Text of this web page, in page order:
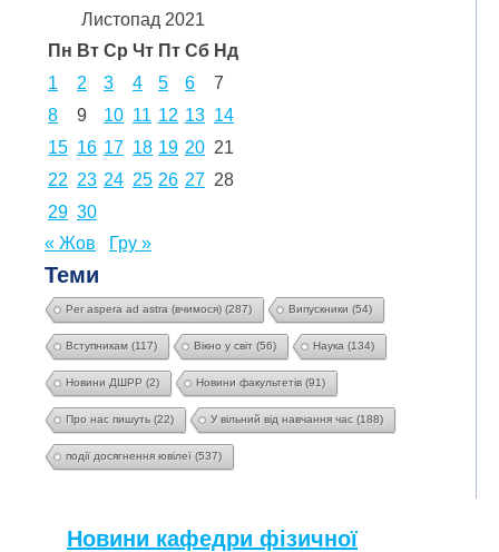
Листопад 2021
Пн Вт Ср Чт Пт Сб Нд
1
2 3 4 5 6
7
8
9 10 11 12 13 14
15 16 17 18 19 20 21
22 23 24 25 26 27 28
29 30
« Жов
Гру »
Теми
Per aspera ad astra (вчимося) (287) Випускники (54)
Вступникам (117) Вікно у світ (56) Наука (134)
Новини ДШРР (2) Новини факультетів (91)
Про нас пишуть (22) У вільний від навчання час (188)
події досягнення ювілеї (537)
Новини кафедри фізичної